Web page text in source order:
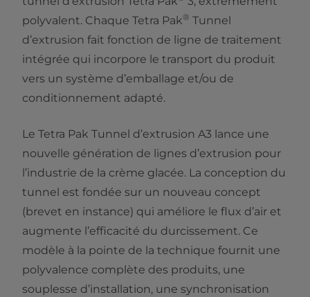
polyvalent. Chaque Tetra Pak® Tunnel
d’extrusion fait fonction de ligne de traitement
intégrée qui incorpore le transport du produit
vers un système d’emballage et/ou de
conditionnement adapté.
Le Tetra Pak Tunnel d’extrusion A3 lance une
nouvelle génération de lignes d’extrusion pour
l’industrie de la crème glacée. La conception du
tunnel est fondée sur un nouveau concept
(brevet en instance) qui améliore le flux d’air et
augmente l’efficacité du durcissement. Ce
modèle à la pointe de la technique fournit une
polyvalence complète des produits, une
souplesse d’installation, une synchronisation